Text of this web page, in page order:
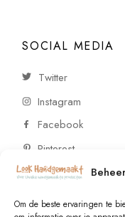
Om de beste ervaringen te
SOCIAL MEDIA
Twitter
Instagram
Facebook
Pinterest
CONTACT